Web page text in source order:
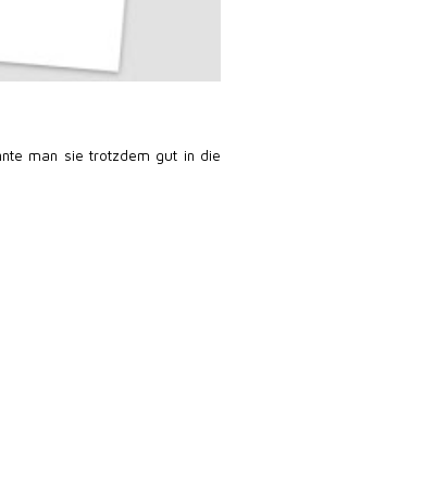
man sie trotzdem gut in die